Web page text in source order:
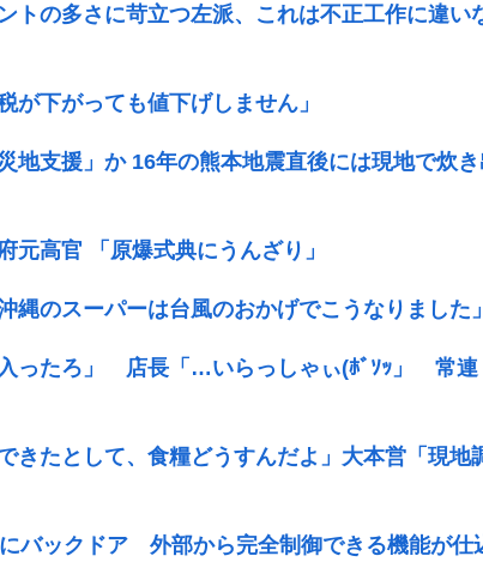
トの多さに苛立つ左派、これは不正工作に違い
が下がっても値下げしません」
地支援」か 16年の熊本地震直後には現地で炊
元高官 「原爆式典にうんざり」
縄のスーパーは台風のおかげでこうなりました」
入ったろ」 店長「…いらっしゃぃ(ﾎﾞｿｯ」 常
きたとして、食糧どうすんだよ」大本営「現地
バックドア 外部から完全制御できる機能が仕